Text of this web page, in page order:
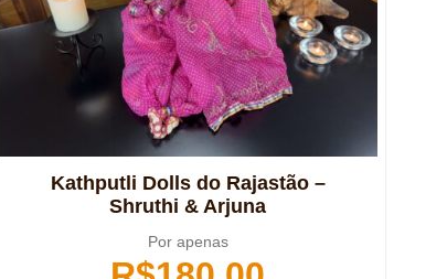
Kathputli Dolls do Rajastão –
Shruthi & Arjuna
Por apenas